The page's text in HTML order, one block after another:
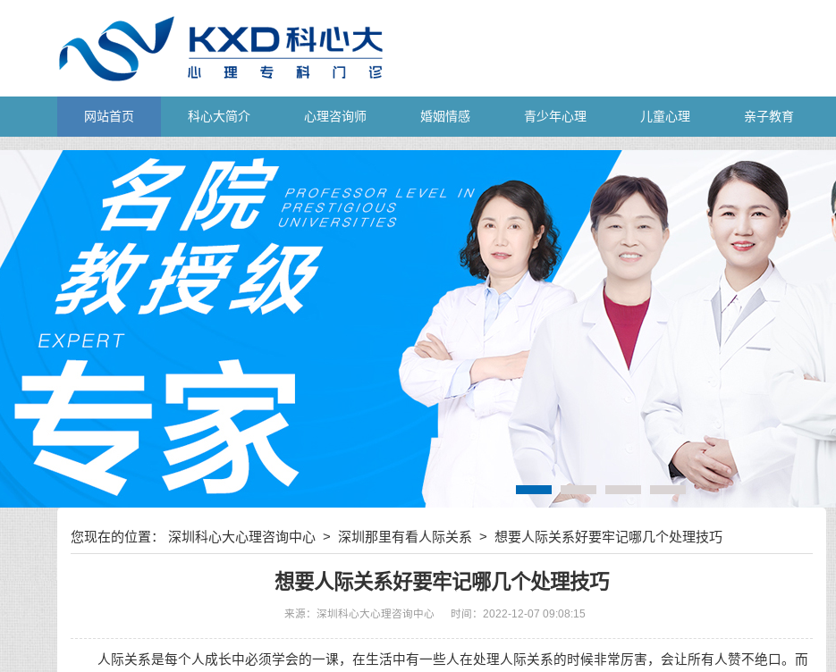
网站首页 科心大简介 心理咨询师 婚姻情感 青少年心理 儿童心理 亲子教育
您现在的位置： 深圳科心大心理咨询中心 > 深圳那里有看人际关系 > 想要人际关系好要牢记哪几个处理技巧
想要人际关系好要牢记哪几个处理技巧
来源：深圳科心大心理咨询中心 时间：2022-12-07 09:08:15
人际关系是每个人成长中必须学会的一课，在生活中有一些人在处理人际关系的时候非常厉害，会让所有人赞不绝口。而